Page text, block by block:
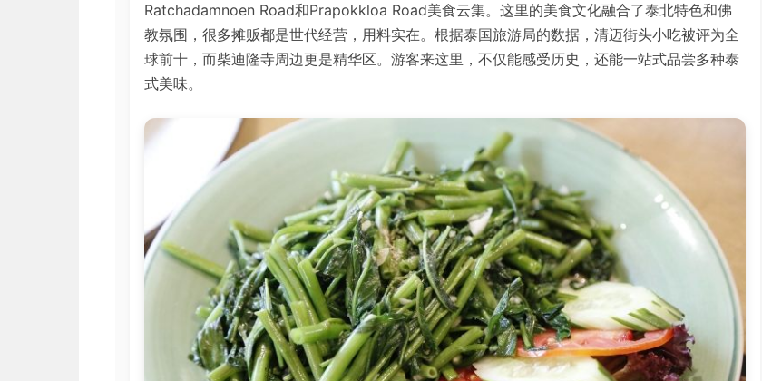
Ratchadamnoen Road和Prapokkloa Road美食云集。这里的美食文化融合了泰北特色和佛
教氛围，很多摊贩都是世代经营，用料实在。根据泰国旅游局的数据，清迈街头小吃被评为全
球前十，而柴迪隆寺周边更是精华区。游客来这里，不仅能感受历史，还能一站式品尝多种泰
式美味。